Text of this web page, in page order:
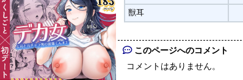
獣耳
このページへのコメント
コメントはありません。